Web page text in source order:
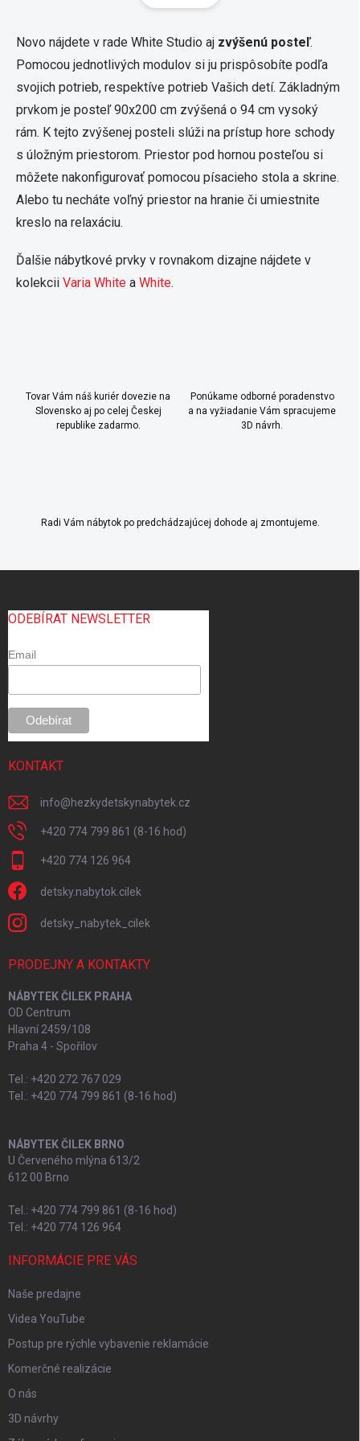
d
c
e
p
r
v
k
y
v
ý
p
á
k
o
a
n
i
Novo nájdete v rade White Studio aj zvýšenú posteľ.
Pomocou jednotlivých modulov si ju prispôsobíte podľa
svojich potrieb, respektíve potrieb Vašich detí. Základným
prvkom je posteľ 90x200 cm zvýšená o 94 cm vysoký
rám. K tejto zvýšenej posteli slúži na prístup hore schody
s úložným priestorom. Priestor pod hornou posteľou si
môžete nakonfigurovať pomocou písacieho stola a skrine.
Alebo tu necháte voľný priestor na hranie či umiestnite
kreslo na relaxáciu.
Ďalšie nábytkové prvky v rovnakom dizajne nájdete v
kolekcii Varia White a White.
Tovar Vám náš kuriér dovezie na
Slovensko aj po celej Českej
republike zadarmo.
Ponúkame odborné poradenstvo
a na vyžiadanie Vám spracujeme
3D návrh.
Radi Vám nábytok po predchádzajúcej dohode aj zmontujeme.
ODEBÍRAT NEWSLETTER
Email
KONTAKT
info@hezkydetskynabytek.cz
+420 774 799 861 (8-16 hod)
+420 774 126 964
detsky.nabytok.cilek
detsky_nabytek_cilek
PRODEJNY A KONTAKTY
NÁBYTEK ČILEK PRAHA
OD Centrum
Hlavní 2459/108
Praha 4 - Spořilov
Tel.: +420 272 767 029
Tel.: +420 774 799 861 (8-16 hod)
NÁBYTEK ČILEK BRNO
U Červeného mlýna 613/2
612 00 Brno
Tel.: +420 774 799 861 (8-16 hod)
Tel.: +420 774 126 964
INFORMÁCIE PRE VÁS
Naše predajne
Videa YouTube
Postup pre rýchle vybavenie reklamácie
Komerčné realizácie
O nás
3D návrhy